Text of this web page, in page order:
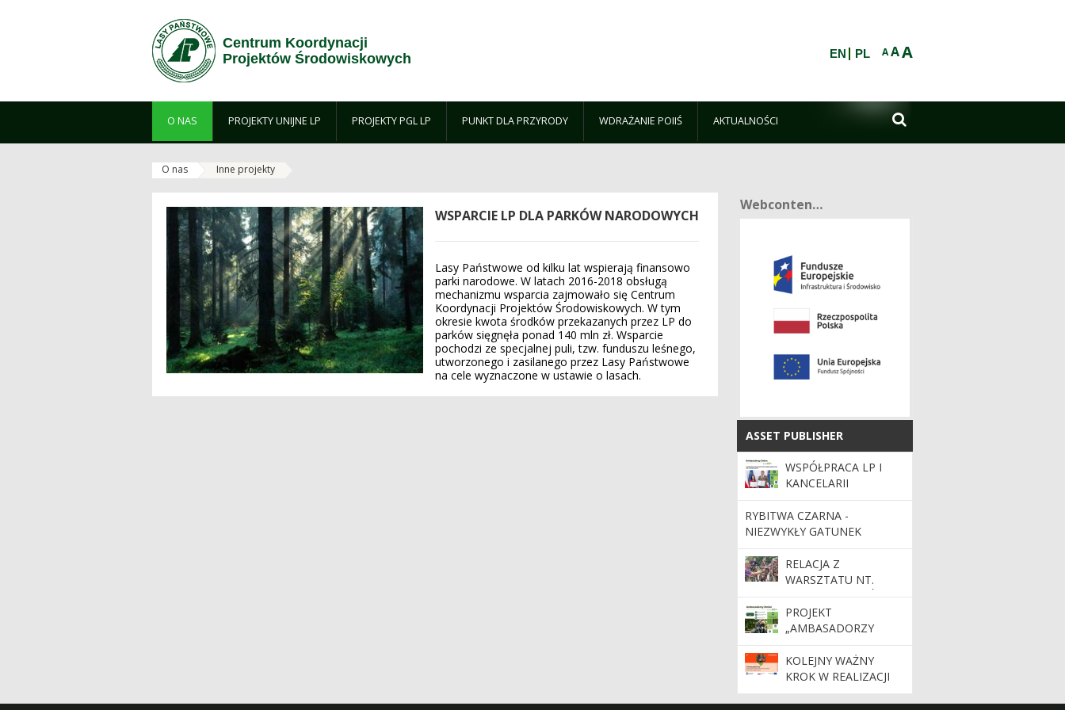
Centrum Koordynacji
Projektów Środowiskowych
AAA
EN PL
O NAS PROJEKTY UNIJNE LP PROJEKTY PGL LP PUNKT DLA PRZYRODY WDRAŻANIE POIIŚ AKTUALNOŚCI 
O nas Inne projekty
WSPARCIE LP DLA PARKÓW NARODOWYCH
Lasy Państwowe od kilku lat wspierają finansowo
parki narodowe. W latach 2016-2018 obsługą
mechanizmu wsparcia zajmowało się Centrum
Koordynacji Projektów Środowiskowych. W tym
okresie kwota środków przekazanych przez LP do
parków sięgnęła ponad 140 mln zł. Wsparcie
pochodzi ze specjalnej puli, tzw. funduszu leśnego,
utworzonego i zasilanego przez Lasy Państwowe
na cele wyznaczone w ustawie o lasach.
Webcontent-Anzeige
Webcontent-Anzeige
ASSET PUBLISHER
ASSET PUBLISHER
WSPÓŁPRACA LP I
KANCELARII
PREMIERA PRZY
REALIZACJI PROJEKTU
RYBITWA CZARNA -
NIEZWYKŁY GATUNEK
RELACJA Z
WARSZTATU NT.
DZIKICH OWADÓW
ZAPYLAJĄCYCH
PROJEKT
„AMBASADORZY
ZMIAN” WKRACZA W
KOLEJNĄ FAZĘ!
KOLEJNY WAŻNY
KROK W REALIZACJI
PROJEKTU PPOŻ2!